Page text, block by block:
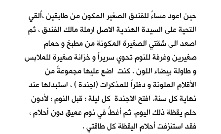
حين اعود مساءً للفندق الصغير المكون من طابقين ،أُلقي
التحية على السيدة الهندية الاصل ارملة مالك الفندق ، ثم
اصعد الى شقتي الصغيرة المكونة من مطبخ و حمام
صغيرين وغرفة للنوم تحوي سريراً و خزانة صغيرة للملابس
و طاولة بيضاء اللون . كنت اضع عليها مجموعةً من
الأقلام الملونة و دفتراً للمذكرات (اجندة ) ، استبدلها عند
نهاية كل سنة. افتح الاجندة كل ليلة ؛ قبل النوم ؛ لأدون
حلم يقظة ذلك اليوم. ثم أغطُّ في نوم عميق دون أحلام ،
فقد استنزفت أحلام اليقظة كل طاقتي .